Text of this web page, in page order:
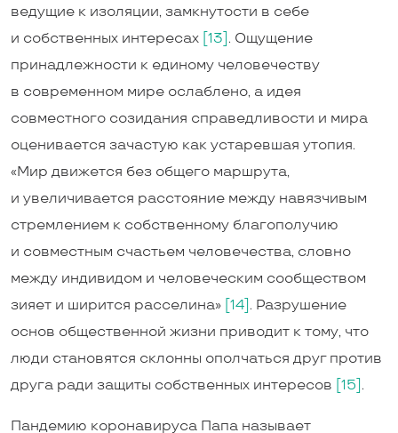
ведущие к изоляции, замкнутости в себе
и собственных интересах [13] . Ощущение
принадлежности к единому человечеству
в современном мире ослаблено, а идея
совместного созидания справедливости и мира
оценивается зачастую как устаревшая утопия.
«Мир движется без общего маршрута,
и увеличивается расстояние между навязчивым
стремлением к собственному благополучию
и совместным счастьем человечества, словно
между индивидом и человеческим сообществом
зияет и ширится расселина» [14] . Разрушение
основ общественной жизни приводит к тому, что
люди становятся склонны ополчаться друг против
друга ради защиты собственных интересов [15] .
Пандемию коронавируса Папа называет